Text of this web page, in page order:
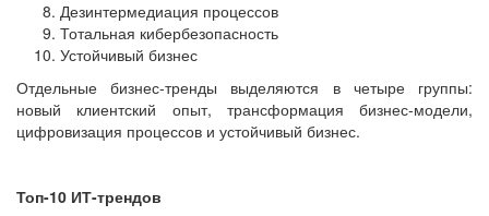
Дезинтермедиация процессов
Тотальная кибербезопасность
Устойчивый бизнес
Отдельные бизнес-тренды выделяются в четыре группы:
новый клиентский опыт, трансформация бизнес-модели,
цифровизация процессов и устойчивый бизнес.
Топ-10 ИТ-трендов